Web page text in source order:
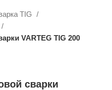
TIG
VARTEG TIG 200
сварки